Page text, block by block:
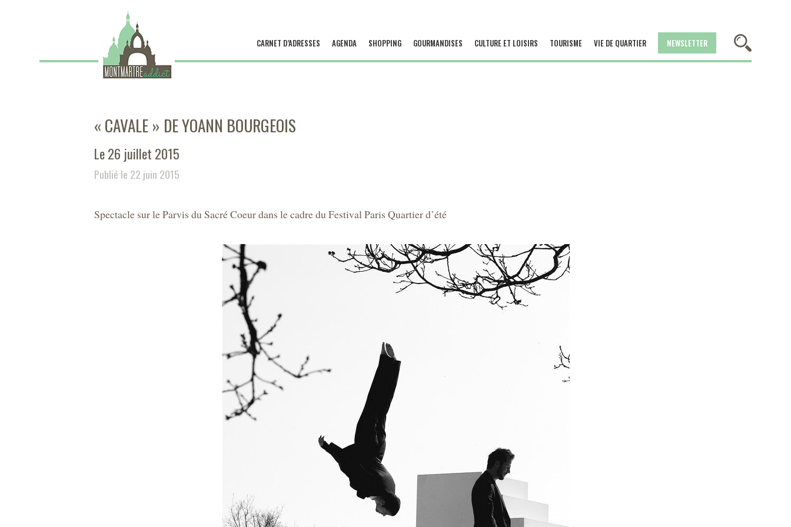
CARNET D’ADRESSES AGENDA SHOPPING GOURMANDISES CULTURE ET LOISIRS TOURISME VIE DE QUARTIER NEWSLETTER
« CAVALE » DE YOANN BOURGEOIS
Le 26 juillet 2015
Publié le 22 juin 2015
Spectacle sur le Parvis du Sacré Coeur dans le cadre du Festival Paris Quartier d’été